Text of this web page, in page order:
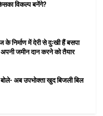
विकल्प बनेंगे?
निर्माण में देरी से दुःखी हैं बसपा
जमीन दान करने को तैयार
अब उपभोक्ता खुद बिजली बिल